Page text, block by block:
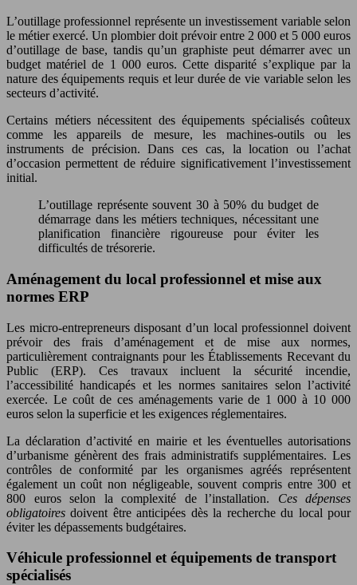
L’outillage professionnel représente un investissement variable selon
le métier exercé. Un plombier doit prévoir entre 2 000 et 5 000 euros
d’outillage de base, tandis qu’un graphiste peut démarrer avec un
budget matériel de 1 000 euros. Cette disparité s’explique par la
nature des équipements requis et leur durée de vie variable selon les
secteurs d’activité.
Certains métiers nécessitent des équipements spécialisés coûteux
comme les appareils de mesure, les machines-outils ou les
instruments de précision. Dans ces cas, la location ou l’achat
d’occasion permettent de réduire significativement l’investissement
initial.
L’outillage représente souvent 30 à 50% du budget de
démarrage dans les métiers techniques, nécessitant une
planification financière rigoureuse pour éviter les
difficultés de trésorerie.
Aménagement du local professionnel et mise aux
normes ERP
Les micro-entrepreneurs disposant d’un local professionnel doivent
prévoir des frais d’aménagement et de mise aux normes,
particulièrement contraignants pour les Établissements Recevant du
Public (ERP). Ces travaux incluent la sécurité incendie,
l’accessibilité handicapés et les normes sanitaires selon l’activité
exercée. Le coût de ces aménagements varie de 1 000 à 10 000
euros selon la superficie et les exigences réglementaires.
La déclaration d’activité en mairie et les éventuelles autorisations
d’urbanisme génèrent des frais administratifs supplémentaires. Les
contrôles de conformité par les organismes agréés représentent
également un coût non négligeable, souvent compris entre 300 et
800 euros selon la complexité de l’installation. Ces dépenses
obligatoiresdoivent être anticipées dès la recherche du local pour
éviter les dépassements budgétaires.
Véhicule professionnel et équipements de transport
spécialisés